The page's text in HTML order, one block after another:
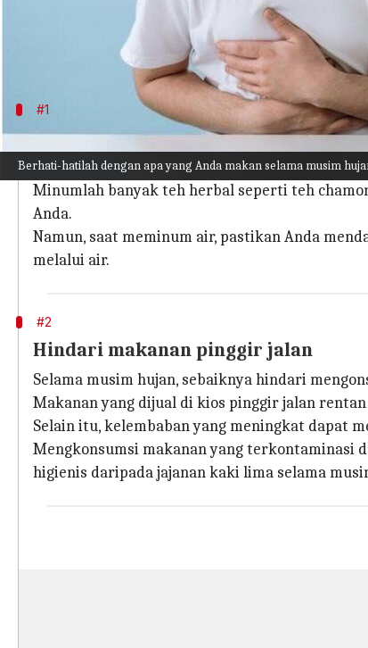
Berhati-hatilah dengan apa yang Anda makan selama musim
Sangatlah penting untuk berhati-hati,
dirawat dengan baik.
#1
Hidrasi adalah kuncinya
Air sangat penting untuk menjaga kesehatan
Minumlah banyak teh herbal seperti teh
Anda.
Namun, saat meminum air, pastikan Anda
melalui air.
#2
Hindari makanan pinggir jalan
Selama musim hujan, sebaiknya hindari
Makanan yang dijual di kios pinggir jalan
Selain itu, kelembaban yang meningkat dapat
Mengkonsumsi makanan yang terkontaminasi
higienis daripada jajanan kaki lima selama